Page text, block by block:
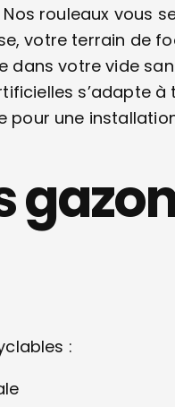
rouleaux vous
votre terrain de
dans votre vide
s’adapte à
pour une
: